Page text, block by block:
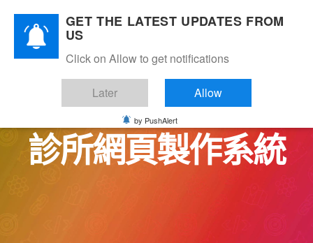
Skip
content
診所網頁製作系統
GET THE LATEST UPDATES FROM
US
Click on Allow to get notifications
Later Allow
by PushAlert